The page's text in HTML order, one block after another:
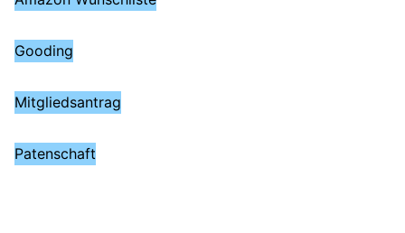
Gooding
Mitgliedsantrag
Patenschaft